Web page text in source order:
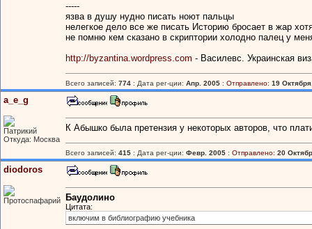
-----
язва в душу нудно писать ноют пальцы
нелегкое дело все же писать Историю бросает в жар
не помню кем сказано в скриптории холодно палец у
http://byzantina.wordpress.com - Василевс. Украинская
Всего записей: 774 : Дата рег-ции: Апр. 2005 : Отправлено: 19
a_e_g
Патрикий
Откуда: Москва
К Абышко была претензия у некоторых авторов, что
Всего записей: 415 : Дата рег-ции: Февр. 2005 : Отправлено: 20
diodoros
Протоспафарий Баудолино
Цитата:
включим в библиографию учебника